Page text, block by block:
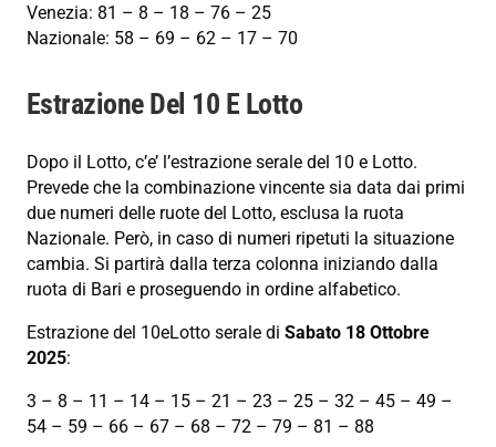
Venezia: 81 – 8 – 18 – 76 – 25
Nazionale: 58 – 69 – 62 – 17 – 70
Estrazione Del 10 E Lotto
Dopo il Lotto, c’e’ l’estrazione serale del 10 e Lotto.
Prevede che la combinazione vincente sia data dai primi
due numeri delle ruote del Lotto, esclusa la ruota
Nazionale. Però, in caso di numeri ripetuti la situazione
cambia. Si partirà dalla terza colonna iniziando dalla
ruota di Bari e proseguendo in ordine alfabetico.
Estrazione del 10eLotto serale di Sabato 18 Ottobre
2025:
3 – 8 – 11 – 14 – 15 – 21 – 23 – 25 – 32 – 45 – 49 –
54 – 59 – 66 – 67 – 68 – 72 – 79 – 81 – 88